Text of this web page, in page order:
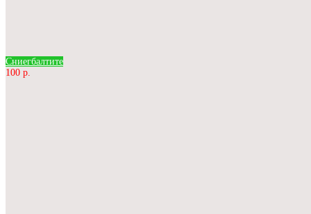
Сниегбалтите
100 р.